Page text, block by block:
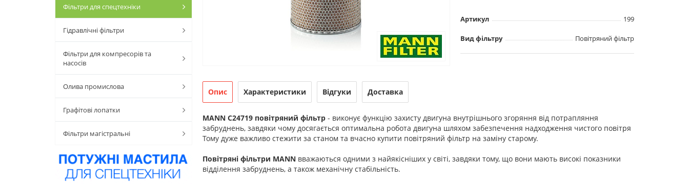
Фільтри для спецтехніки
Гідравлічні фільтри
Фільтри для компресорів та
насосів
Олива промислова
Графітові лопатки
Фільтри магістральні
Артикул 199
Вид фільтру Повітряний фільтр
Опис Характеристики Відгуки Доставка
MANN C24719 повітряний фільтр- виконує функцію захисту двигуна внутрішнього згоряння від потрапляння
забруднень, завдяки чому досягається оптимальна робота двигуна шляхом забезпечення надходження чистого повітря
Тому дуже важливо стежити за станом та вчасно купити повітряний фільтр на заміну старому.
Повітряні фільтри MANNвважаються одними з найякісніших у світі, завдяки тому, що вони мають високі показники
відділення забруднень, а також механічну стабільність.